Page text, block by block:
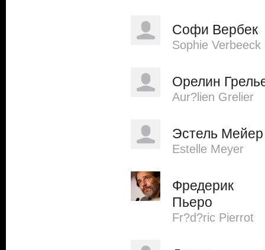
Софи Вербек
Sophie Verbeeck
Орелин
Aur?lien Grelier
Эстель Мейер
Estelle Meyer
Фредерик
Пьеро
Fr?d?ric Pierrot